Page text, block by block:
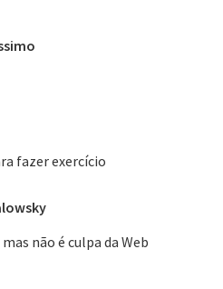
fazer exercício
não é culpa da Web